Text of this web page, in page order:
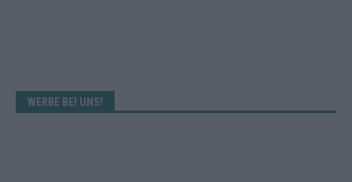
WERBE BEI UNS!